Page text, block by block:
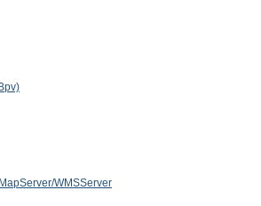
WMSServer